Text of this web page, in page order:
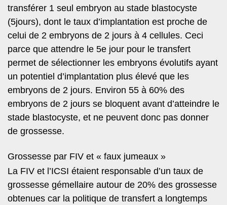
transférer 1 seul embryon au stade blastocyste
(5jours), dont le taux d’implantation est proche de
celui de 2 embryons de 2 jours à 4 cellules. Ceci
parce que attendre le 5e jour pour le transfert
permet de sélectionner les embryons évolutifs ayant
un potentiel d’implantation plus élevé que les
embryons de 2 jours. Environ 55 à 60% des
embryons de 2 jours se bloquent avant d’atteindre le
stade blastocyste, et ne peuvent donc pas donner
de grossesse.
Grossesse par FIV et « faux jumeaux »
La FIV et l’ICSI étaient responsable d’un taux de
grossesse gémellaire autour de 20% des grossesse
obtenues car la politique de transfert a longtemps